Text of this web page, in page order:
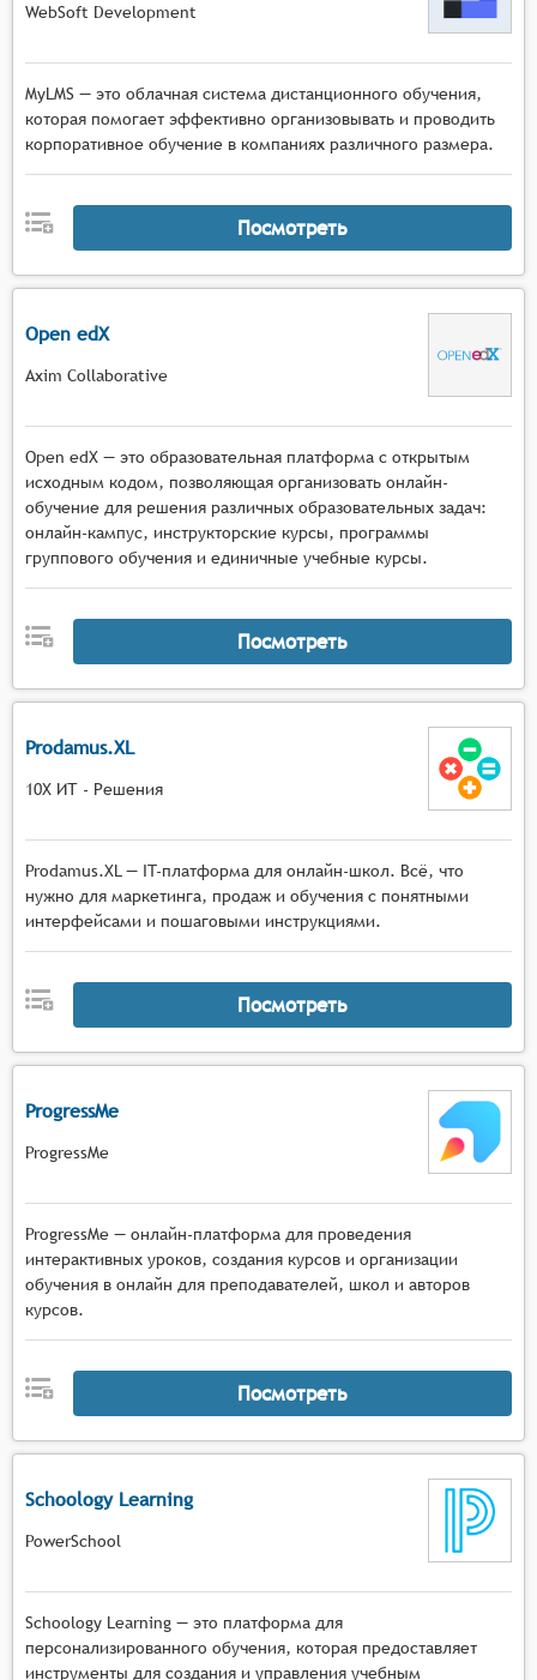
WebSoft Development
MyLMS — это облачная система дистанционного обучения,
которая помогает эффективно организовывать и проводить
корпоративное обучение в компаниях различного размера.
Посмотреть
Open edX
Axim Collaborative
Open edX — это образовательная платформа с открытым
исходным кодом, позволяющая организовать онлайн-
обучение для решения различных образовательных задач:
онлайн-кампус, инструкторские курсы, программы
группового обучения и единичные учебные курсы.
Посмотреть
Prodamus.XL
10Х ИТ - Решения
Prodamus.XL — IT-платформа для онлайн-школ. Всё, что
нужно для маркетинга, продаж и обучения с понятными
интерфейсами и пошаговыми инструкциями.
Посмотреть
ProgressMe
ProgressMe
ProgressMe — онлайн-платформа для проведения
интерактивных уроков, создания курсов и организации
обучения в онлайн для преподавателей, школ и авторов
курсов.
Посмотреть
Schoology Learning
PowerSchool
Schoology Learning — это платформа для
персонализированного обучения, которая предоставляет
инструменты для создания и управления учебным